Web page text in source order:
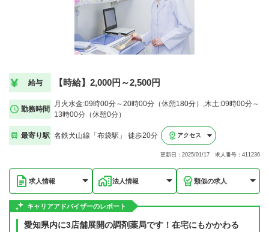
給与 【時給】2,000円～2,500円
勤務時間
月火水金:09時00分～20時00分（休憩180分）,木土:09時00分～
13時00分（休憩0分）
最寄り駅 名鉄犬山線「布袋駅」 徒歩20分 アクセス
更新日：2025/01/17 求人番号：411236
求人情報 法人情報 類似の求人
キャリアアドバイザーのレポート
愛知県内に3店舗展開の調剤薬局です！在宅にもかかわる